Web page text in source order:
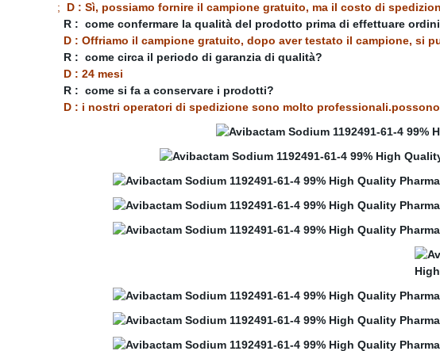
;
D : Sì, possiamo fornire il campione gratuito, ma il costo di
R : come confermare la qualità del prodotto prima di effettuare
D : Offriamo il campione gratuito, dopo aver testato il campione, si
R : come circa il periodo di garanzia di qualità?
D : 24 mesi
R : come si fa a conservare i prodotti?
D : i nostri operatori di spedizione sono molto